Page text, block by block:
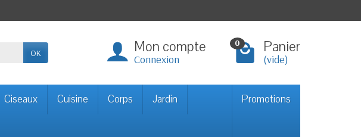
OK Mon compte
Connexion
0 Panier
(vide)
Ciseaux Cuisine Corps Jardin Promotions